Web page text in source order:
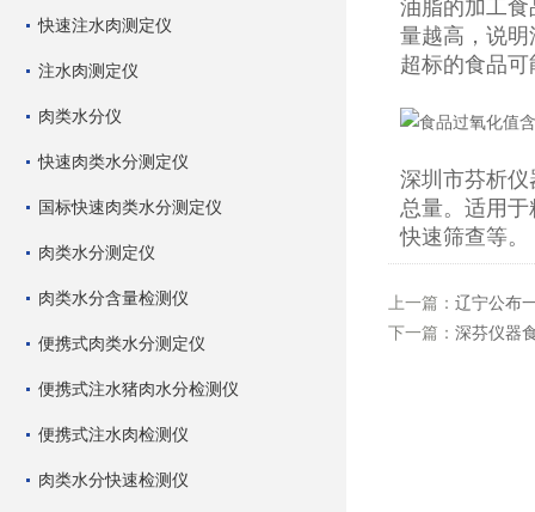
快速注水肉测定仪
注水肉测定仪
肉类水分仪
快速肉类水分测定仪
国标快速肉类水分测定仪
肉类水分测定仪
肉类水分含量检测仪
便携式肉类水分测定仪
便携式注水猪肉水分检测仪
便携式注水肉检测仪
肉类水分快速检测仪
油脂的加工
量越高，说
超标的食品
深圳市芬析
总量。适用
快速筛查等。
上一篇： 辽宁公布
下一篇： 深芬仪器